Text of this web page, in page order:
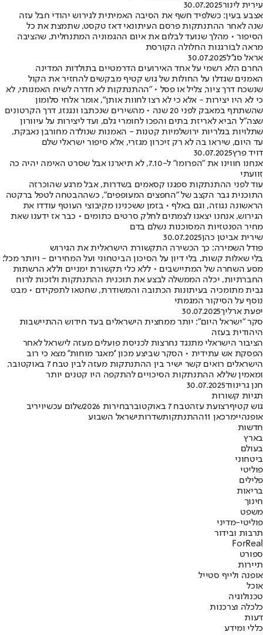
עירית לינור30.07.2025
אצבע בעין: כשלפיד חשף את הסיבה האמיתית לגירוש יהודי חבל עזה
שנה לאחר ההתנתקות פרסם העיתונאי דאז טקסט, שתמצת את כל
הסיפור • מהלך שנועד לבלום את איום ההגמוניה המתנחלית, שהציבה
מראה לבורגנות החלולה הקורסת
אראל סג''ל30.07.2025
החרם הלא רשמי על אחד האירועים הדרמטיים בתולדות המדינה
האמנים שגדלו על החולות של גוש קטיף מבקשים להחזיר את הקול
שנשכח דרך ציור, צליל או פסל • "ההתנתקות לא חדרה לשיח האמנותי, לא
כי לא היו יצירות - אלא כי לא רצו לחוות אותן", אומר אלחי סלומון
שהשתתף במאבק לפני 20 שנה • מהשירים שנכתבו ונגנזו, דרך הקרטונים
שצה"ל הביא לאריזת בתים והפכו לחומרי גלם, ועד ליצירות על עיוורון
שתלויות בגלריות ירושלמיות קטנות - האמנות שנולדה מחורבן נאבקת,
עד היום, שיראו בה לא רק זיכרון מגזרי, אלא סיפור ישראלי שלם
דויד פרץ30.07.2025
אנחנו חווינו את "הפרומו" ל-7.10, לא תיארנו אבל שסרט האימה יהיה כה
זוועתי
עוד לפני ההתנתקות ספגנו קסאמים בשדרות, אבל מרגע שהוכרזה
התוכנית גבר הקצב של "החפצים המעופפים", כשההבטחה לטפל ברקטה
הראשונה נגוזה, וגם באלף • בזמן ששכנינו מקיבוצי העוטף עודדו את
הגירוש, אנחנו יצאנו לצמתים לחלק סרטים כתומים • כבר אז ידענו שאת
מחיר הפנטזיות המסוכנות נשלם בדם
שירית אביטן כהן30.07.2025
פודל השמירה: כך הכשירה התקשורת הישראלית את הגירוש
בלי שאלות קשות, בלי דיון על הסיכון הביטחוני ועל המחירים - ויותר מכל:
מסע השחרה של המתיישבים • ללא כלי תקשורת ימניים וללא הרשתות
החברתיות, יכלה הממשלה לבצע את תוכנית ההתנתקות ולזכות לרוח
גבית מתומכיה בעיתונות הכתובה והמשודרת, שחטאו לתפקידם • מבט
נוסף על הסיקור המגמתי
יפעת ארליך30.07.2025
סקר "ישראל היום": יותר ממחצית הישראלים בעד חידוש ההתיישבות
היהודית בעזה
הציבור הישראלי מתנגד נחרצות לכניסת פועלים מעזה לישראל לאחר
הפסקת אש עתידית • הסקר שביצע מכון ''מאגר מוחות'' מצא כי רוב
הישראלים רואים קשר ישיר בין ההתנתקות מעזה לבין טבח 7 באוקטובר,
ומאמין שללא ההתנתקות הסיכויים להתקפה היו קטנים יותר
חנן גרינווד30.07.2025
תגיות קשורות
גוש קטיףרצועת עזהטבח 7 באוקטובר בחירות 2026 שלום עכשיויריב
אופנהיימרכאן 11 ההתנתקותשדרותישראל השבוע
חדשות
בארץ
בעולם
ביטחוני
פוליטי
פלילים
בריאות
חינוך
משפט
פוליטי-מדיני
תרבות ובידור
ForReal
ספורט
תיירות
אופנה ולייף סטייל
אוכל
טכנולוגיה
כלכלה וצרכנות
דעות
כללי ומידע